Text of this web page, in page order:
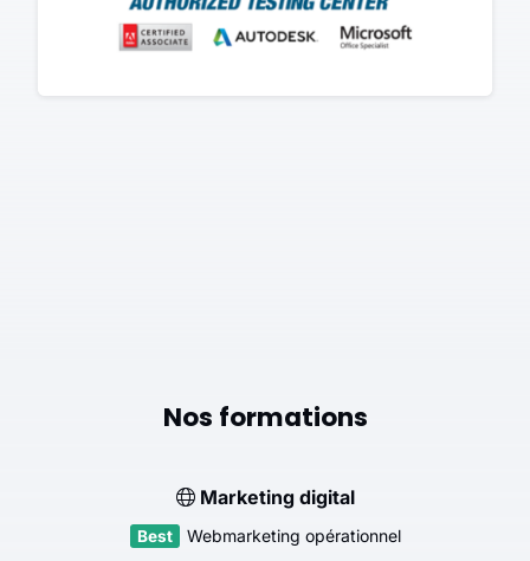
Nos formations
Marketing digital
Webmarketing opérationnel